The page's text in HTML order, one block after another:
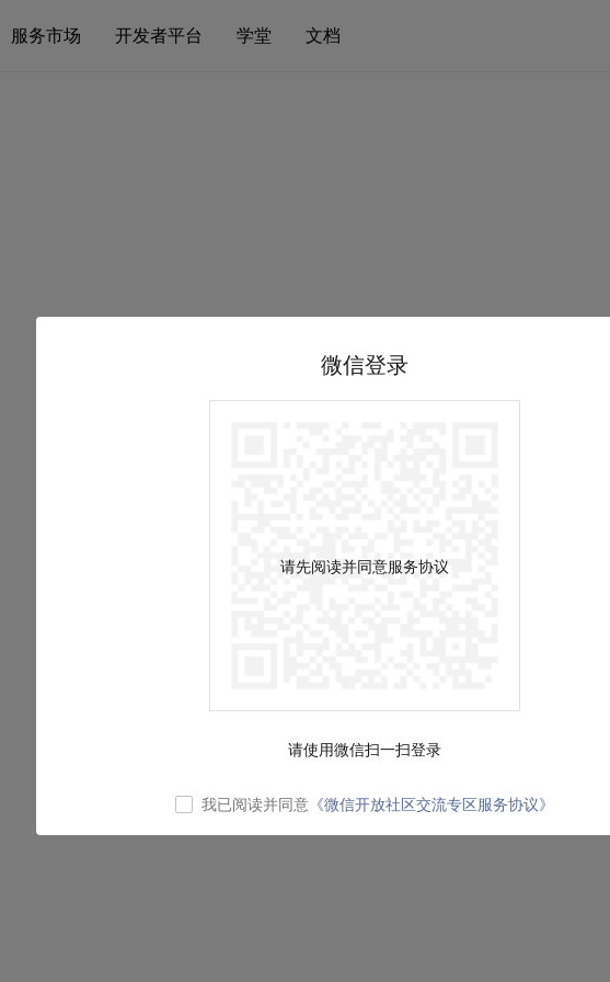
服务市场 开发者平台 学堂 文档
微信登录
请先阅读并同意服务协议
请使用微信扫一扫登录
我已阅读并同意 《微信开放社区交流专区服务协议》